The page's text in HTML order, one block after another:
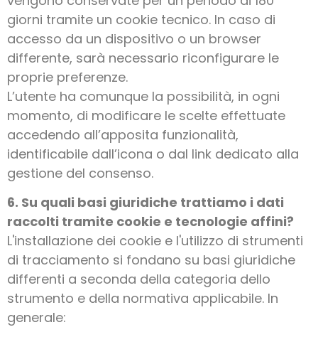
giorni tramite un cookie tecnico. In caso di
accesso da un dispositivo o un browser
differente, sarà necessario riconfigurare le
proprie preferenze.
L’utente ha comunque la possibilità, in ogni
momento, di modificare le scelte effettuate
accedendo all’apposita funzionalità,
identificabile dall’icona o dal link dedicato alla
gestione del consenso.
6. Su quali basi giuridiche trattiamo i dati
raccolti tramite cookie e tecnologie affini?
L'installazione dei cookie e l'utilizzo di strumenti
di tracciamento si fondano su basi giuridiche
differenti a seconda della categoria dello
strumento e della normativa applicabile. In
generale: